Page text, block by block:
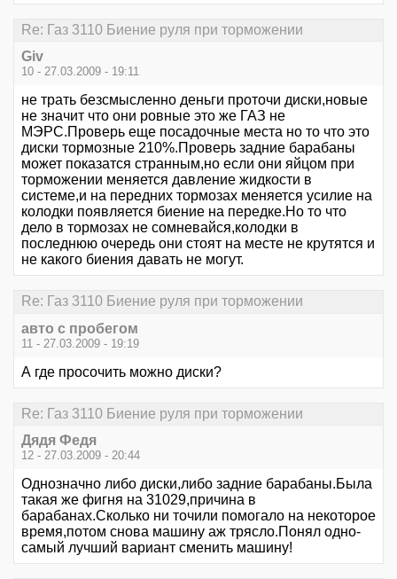
Re: Газ 3110 Биение руля при торможении
Giv
10 - 27.03.2009 - 19:11
не трать безсмысленно деньги проточи диски,новые
не значит что они ровные это же ГАЗ не
МЭРС.Проверь еще посадочные места но то что это
диски тормозные 210%.Проверь задние барабаны
может показатся странным,но если они яйцом при
торможении меняется давление жидкости в
системе,и на передних тормозах меняется усилие на
колодки появляется биение на передке.Но то что
дело в тормозах не сомневайся,колодки в
последнюю очередь они стоят на месте не крутятся и
не какого биения давать не могут.
Re: Газ 3110 Биение руля при торможении
авто с пробегом
11 - 27.03.2009 - 19:19
А где просочить можно диски?
Re: Газ 3110 Биение руля при торможении
Дядя Федя
12 - 27.03.2009 - 20:44
Однозначно либо диски,либо задние барабаны.Была
такая же фигня на 31029,причина в
барабанах.Сколько ни точили помогало на некоторое
время,потом снова машину аж трясло.Понял одно-
самый лучший вариант сменить машину!